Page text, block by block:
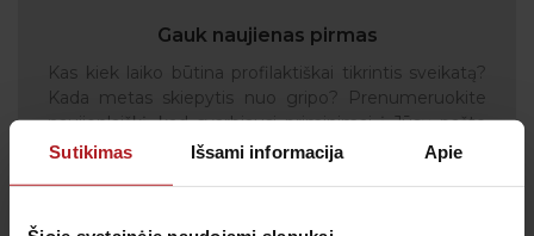
Sutikimas Išsami informacija Apie
Gauk naujienas pirmas
Kas kiek laiko būtina profilaktiškai tikrintis sveikatą?
Kada metas skiepytis nuo gripo? Prenumeruokite
naujienlaiškį, kad svarbiausi priminimai į Jūsų pašto
dėžutę atkeliautų laiku. Sulauksite ne tik naudingos